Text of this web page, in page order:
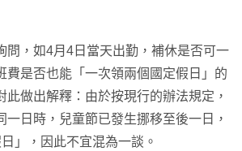
問，如4月4日當天出勤，補休是否可一
費是否也能「一次領兩個國定假日」的
此做出解釋：由於按現行的辦法規定，
一日時，兒童節已發生挪移至後一日，
」，因此不宜混為一談。